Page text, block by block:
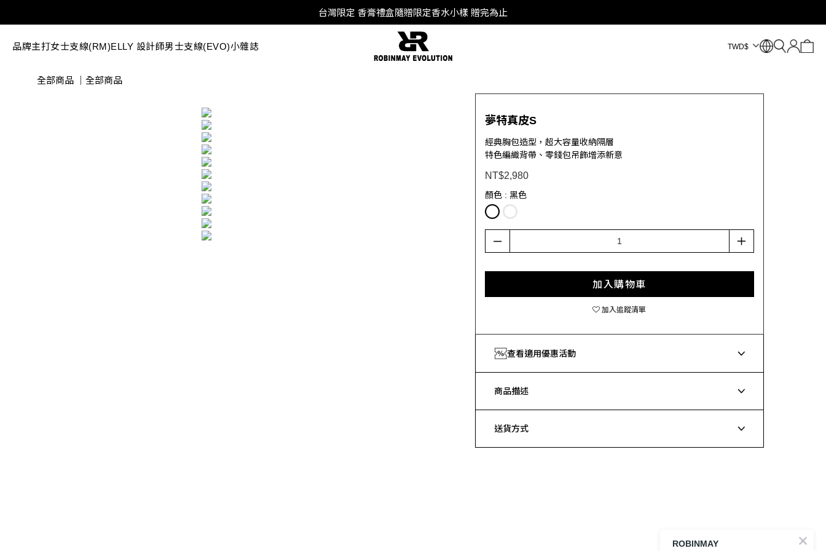
SUPER JUNIOR-D&E 全新代言
台灣限定 香膏禮盒隨贈限定香水小樣 贈完為止
SUPER JUNIOR-D&E 全新代言
品牌主打女士支線(RM)ELLY 設計師男士支線(EVO)小雜誌 $
TWD
全部商品 全部商品
夢特真皮S
經典胸包造型，超大容量收納隔層
特色編織背帶、零錢包吊飾增添新意
NT$2,980
顏色 : 黑色
加入購物車
加入追蹤清單
查看適用優惠活動
商品描述
送貨方式
ROBINMAY